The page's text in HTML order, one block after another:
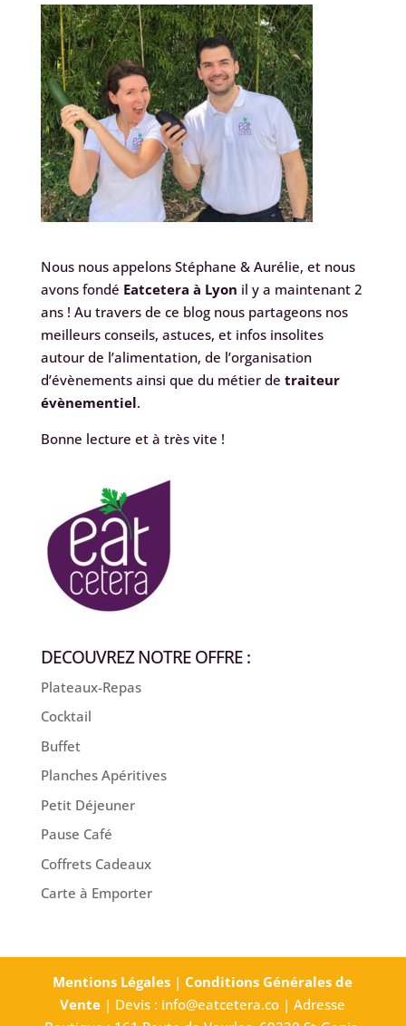
Nous nous appelons Stéphane & Aurélie, et nous
avons fondé Eatcetera à Lyon il y a maintenant 2
ans ! Au travers de ce blog nous partageons nos
meilleurs conseils, astuces, et infos insolites
autour de l’alimentation, de l’organisation
d’évènements ainsi que du métier de traiteur
évènementiel.
Bonne lecture et à très vite !
DECOUVREZ NOTRE OFFRE :
Plateaux-Repas
Cocktail
Buffet
Planches Apéritives
Petit Déjeuner
Pause Café
Coffrets Cadeaux
Carte à Emporter
Mentions Légales |Conditions Générales de
Vente | Devis : info@eatcetera.co | Adresse